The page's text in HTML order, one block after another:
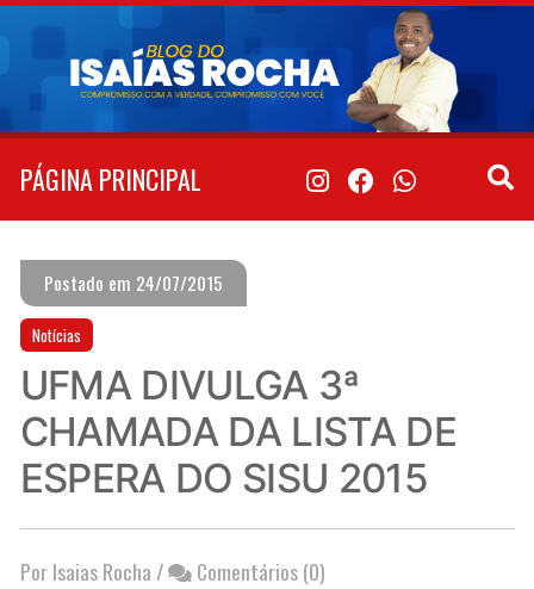
Pular
conteúdo
PÁGINA PRINCIPAL
Postado em 24/07/2015
Notícias
UFMA DIVULGA 3ª
CHAMADA DA LISTA DE
ESPERA DO SISU 2015
Por Isaias Rocha / Comentários (0)